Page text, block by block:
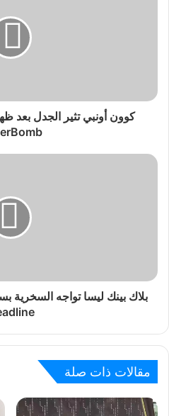
كوون أونبي تثير الجدل بعد
بلاك بينك ليسا تواجه
مقالات ذات صلة